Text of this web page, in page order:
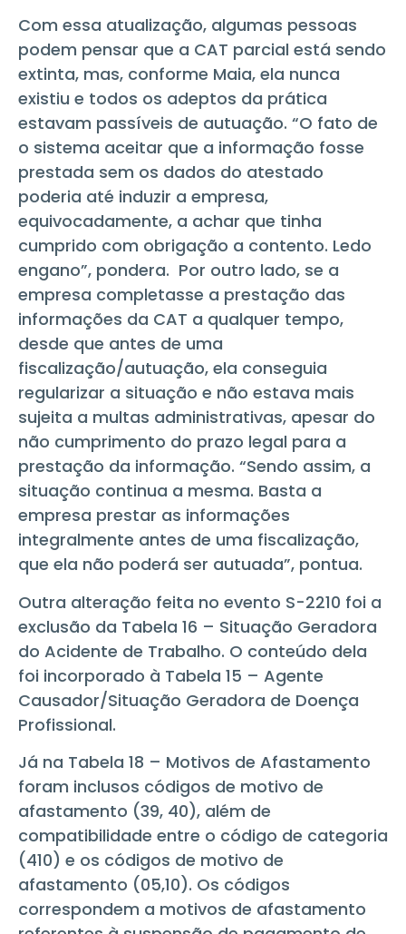
Com essa atualização, algumas pessoas
podem pensar que a CAT parcial está sendo
extinta, mas, conforme Maia, ela nunca
existiu e todos os adeptos da prática
estavam passíveis de autuação. “O fato de
o sistema aceitar que a informação fosse
prestada sem os dados do atestado
poderia até induzir a empresa,
equivocadamente, a achar que tinha
cumprido com obrigação a contento. Ledo
engano”, pondera. Por outro lado, se a
empresa completasse a prestação das
informações da CAT a qualquer tempo,
desde que antes de uma
fiscalização/autuação, ela conseguia
regularizar a situação e não estava mais
sujeita a multas administrativas, apesar do
não cumprimento do prazo legal para a
prestação da informação. “Sendo assim, a
situação continua a mesma. Basta a
empresa prestar as informações
integralmente antes de uma fiscalização,
que ela não poderá ser autuada”, pontua.
Outra alteração feita no evento S-2210 foi a
exclusão da Tabela 16 – Situação Geradora
do Acidente de Trabalho. O conteúdo dela
foi incorporado à Tabela 15 – Agente
Causador/Situação Geradora de Doença
Profissional.
Já na Tabela 18 – Motivos de Afastamento
foram inclusos códigos de motivo de
afastamento (39, 40), além de
compatibilidade entre o código de categoria
(410) e os códigos de motivo de
afastamento (05,10). Os códigos
correspondem a motivos de afastamento